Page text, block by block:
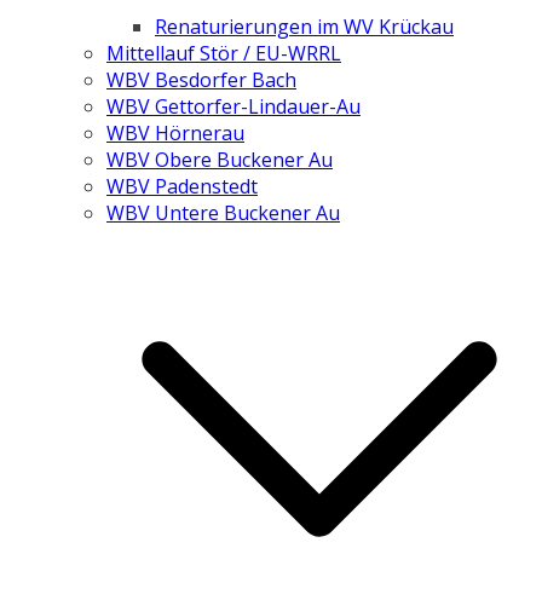
Renaturierungen im WV Krückau
Mittellauf Stör / EU-WRRL
WBV Besdorfer Bach
WBV Gettorfer-Lindauer-Au
WBV Hörnerau
WBV Obere Buckener Au
WBV Padenstedt
WBV Untere Buckener Au